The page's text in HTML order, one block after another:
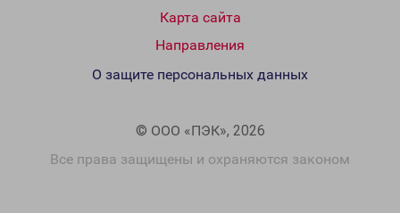
Карта сайта
Направления
© ООО «ПЭК», 2026
Все права защищены и охраняются законом
О защите персональных данных